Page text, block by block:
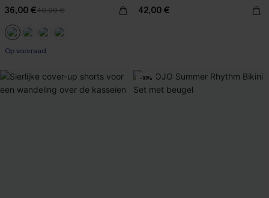
36,00 €40,00 €
Op voorraad
42,00 €
-10%